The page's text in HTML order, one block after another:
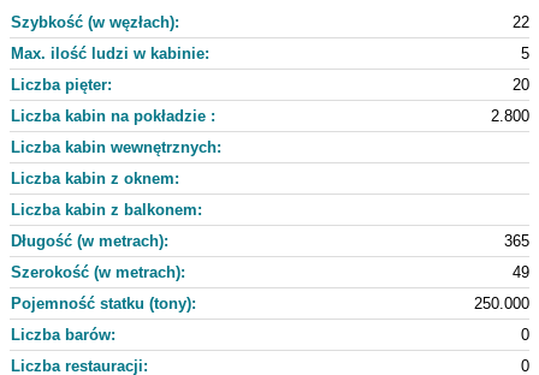
22
Szybkość (w węzłach):
5
Max. ilość ludzi w kabinie:
Liczba pięter:
20
Liczba kabin na pokładzie :
2.800
Liczba kabin wewnętrznych:
Liczba kabin z oknem:
Liczba kabin z balkonem:
Długość (w metrach):
365
Szerokość (w metrach):
49
Pojemność statku (tony):
250.000
Liczba barów:
0
Liczba restauracji:
0